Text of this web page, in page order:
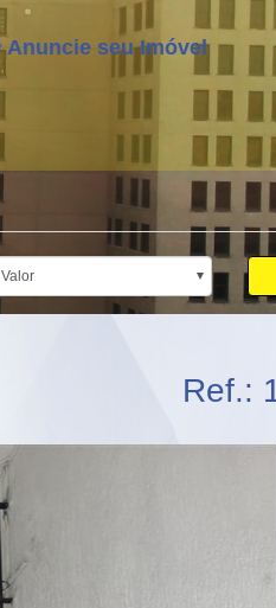
Anuncie seu Imóvel
Valor
Ref.: